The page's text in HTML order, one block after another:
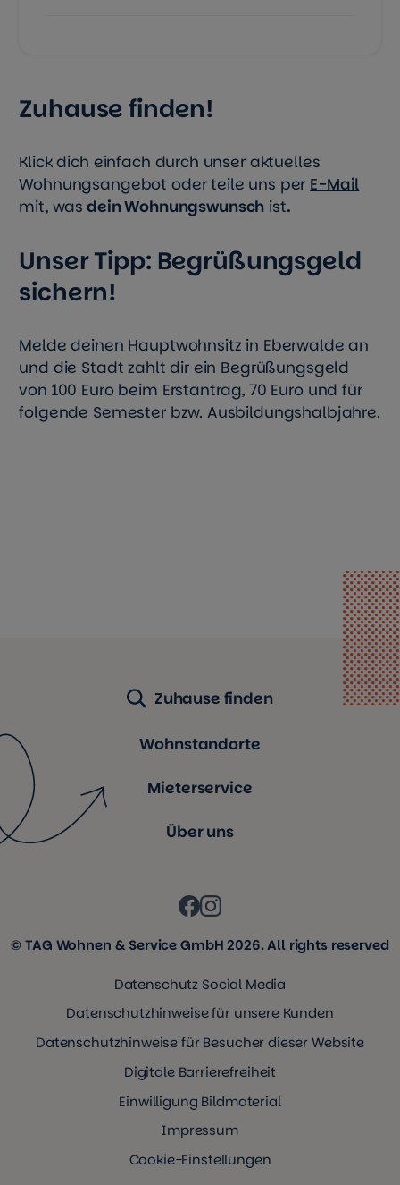
Zuhause finden!
Klick dich einfach durch unser aktuelles
Wohnungsangebot oder teile uns per E-Mail
mit, was dein Wohnungswunsch ist.
Unser Tipp: Begrüßungsgeld
sichern!
Melde deinen Hauptwohnsitz in Eberwalde an
und die Stadt zahlt dir ein Begrüßungsgeld
von 100 Euro beim Erstantrag, 70 Euro und für
folgende Semester bzw. Ausbildungshalbjahre.
Zuhause finden
Wohnstandorte
Mieterservice
Über uns
© TAG Wohnen & Service GmbH 2026. All rights reserved
Datenschutz Social Media
Datenschutzhinweise für unsere Kunden
Datenschutzhinweise für Besucher dieser Website
Digitale Barrierefreiheit
Einwilligung Bildmaterial
Impressum
Cookie-Einstellungen